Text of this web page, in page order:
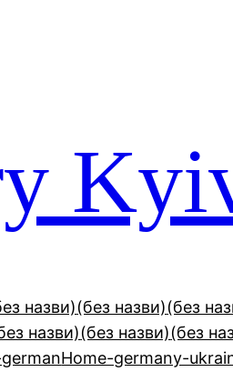
назви)(без назви)(без
назви)(без назви)(без
Home-germany-